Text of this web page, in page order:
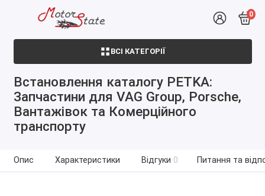
0
ВСІ КАТЕГОРІЇ
Встановлення каталогу PETKA:
Запчастини для VAG Group, Porsche,
Вантажівок та Комерційного
транспорту
Опис Характеристики Відгуки 0 Питання та